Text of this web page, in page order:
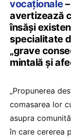
vocaționale–
avertizează
însăși
specialitate
„grave
mintală și
„Propunerea
comasarea lor
asupra
în care cererea